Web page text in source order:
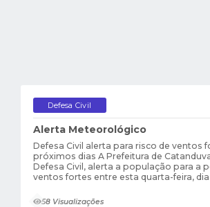
Defesa Civil
Alerta Meteorológico
Defesa Civil alerta para risco de ventos
próximos dias A Prefeitura de
Defesa Civil, alerta a população para a
ventos fortes entre esta quarta-feira, dia
rajadas, com maior atenção entre...
58 Visualizações